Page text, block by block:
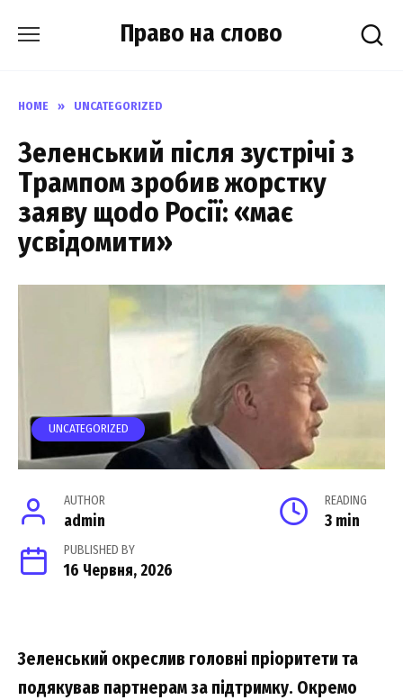
Право на слово
HOME » UNCATEGORIZED
Зеленський після зустрічі з
Трампом зробив жорстку
заяву щоdо Росії: «має
усвідомити»
UNCATEGORIZED
AUTHOR
admin
READING
3 min
PUBLISHED BY
16 Червня, 2026
Зеленський окреслив головні пріоритети та
подякував партнерам за підтримку. Окремо